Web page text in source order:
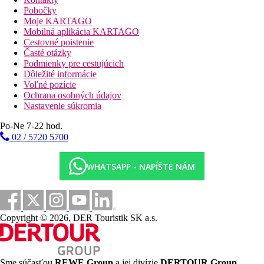
Rodinné izby
Jedná sa o dve prepojené izby vhodné pre 4 osoby, veľkosť 50
m2, klimatizácia. Niektoré izby majú terasu s výhľadom
Šport a zábava
Hostia môžu načerpať sily v kúpeľoch so saunou alebo si
zacvičiť vo fitness centre. Ak máte chuť objavovať poklady
Lisabonu, hotelový personál vám rád pomôže so všetkým, od
prenájmu auta až po plánovanie výletov, a odporučí vám tie
najlepšie miesta v meste
Stravovanie
Ubytovanie je poskytované s raňajkami
Hotel akceptuje kreditné karty American Express, Diners Club,
Master Card a VISA
Vzdialenosti
8 km
Vzdialenosť od najbližšieho letiska
Pobočky
Moje KARTAGO
Mobilná aplikácia KARTAGO
Cestovné poistenie
Časté otázky
Podmienky pre cestujúcich
Dôležité informácie
Voľné pozície
Ochrana osobných údajov
Nastavenie súkromia
Po-Ne 7-22 hod.
02 / 5720 5700
WHATSAPP - NAPÍŠTE NÁM
Copyright © 2026, DER Touristik SK a.s.